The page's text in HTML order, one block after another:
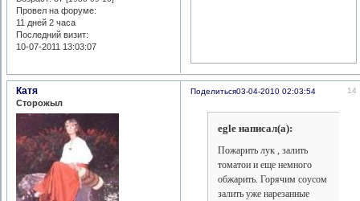
Провел на форуме:
11 дней 2 часа
Последний визит:
10-07-2011 13:03:07
Поделиться 14
03-04-2010 02:03:54
Катя
Сторожыл
egle написал(а):
Пожарить лук , залить
томатои и еще немного
обжарить. Горячим соусом
залить уже нарезанные